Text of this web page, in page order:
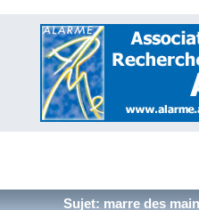
Sujet: marre des